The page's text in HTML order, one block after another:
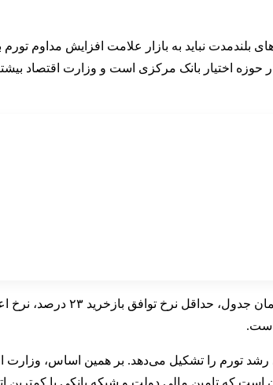
نباید به بازار علامت افزایش مداوم تورم
حوزه اختیار بانک مرکزی است و وزارت اقتصاد
رشد تورم را تشکیل می‌دهد. بر همین اساس،
که تامین مالی دولت و شبکه بانکی با کمترین